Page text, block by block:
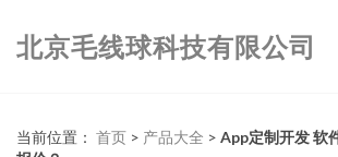
北京毛线球科技有限公司
当前位置： 首页 > 产品大全 > App定制开发 软